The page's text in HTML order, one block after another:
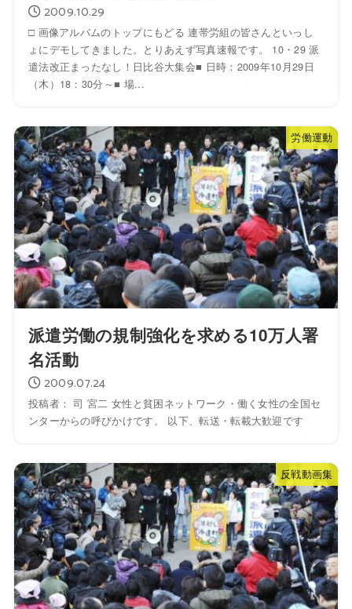
2009.10.29
□ 画像アルバムのトップにもどる 連帯労組の皆さんといっし
ょにデモしてきました。とりあえず写真速報です。 10・29 派
遣法改正まったなし！日比谷大集会■ 日時：2009年10月29日
（木）18：30分～■ 場...
労働運動
派遣労働の規制強化を求める10万人署
名活動
2009.07.24
投稿者： 司 宮二 女性と貧困ネットワーク・働く女性の全国セ
ンターからの呼びかけです。 以下、転送・転載大歓迎です
反戦動画集